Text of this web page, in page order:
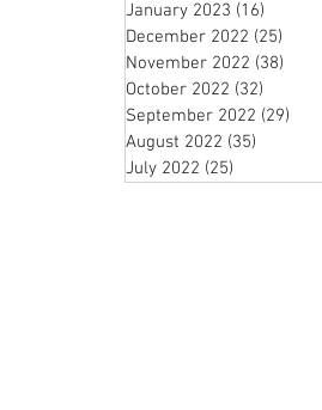
January 2023 (16)
December 2022 (25)
November 2022 (38)
October 2022 (32)
September 2022 (29)
August 2022 (35)
July 2022 (25)